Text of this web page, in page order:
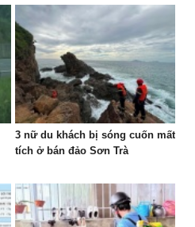
3 nữ du khách bị sóng cuốn mất
tích ở bán đảo Sơn Trà